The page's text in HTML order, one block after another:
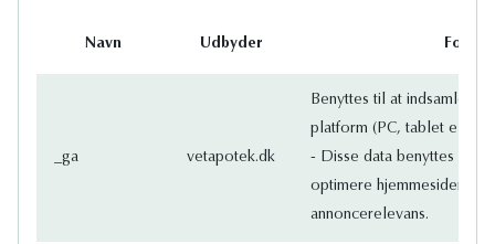
Navn Udbyder Formål
_ga vetapotek.dk
Benyttes til at indsamle
platform (PC, tablet el.
- Disse data benyttes af
optimere hjemmesidens
annoncerelevans.